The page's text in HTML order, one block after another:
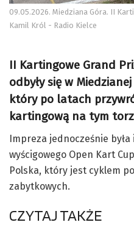
09.05.2026. Miedziana Góra. II
Kamil Król - Radio Kielce
II Kartingowe Grand
odbyły się w
który po latach
kartingową na tym
Impreza jednocześnie
wyścigowego Open Kart
Polska, który jest cyklem
zabytkowych.
CZYTAJ TAKŻE